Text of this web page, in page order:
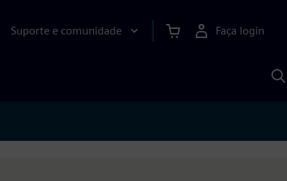
Suporte e comunidade Faça login